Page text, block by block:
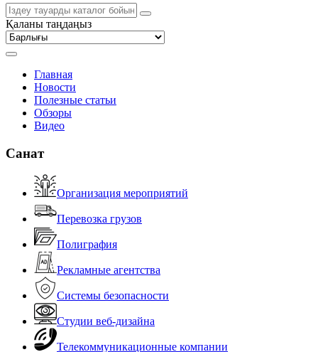
Қаланы таңдаңыз
Главная
Новости
Полезные статьи
Обзоры
Видео
Санат
Организация мероприятий
Перевозка грузов
Полиграфия
Рекламные агентства
Системы безопасности
Студии веб-дизайна
Телекоммуникационные компании